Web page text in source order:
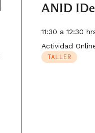
ANID
11:30 a 12:30
Actividad
TALLER